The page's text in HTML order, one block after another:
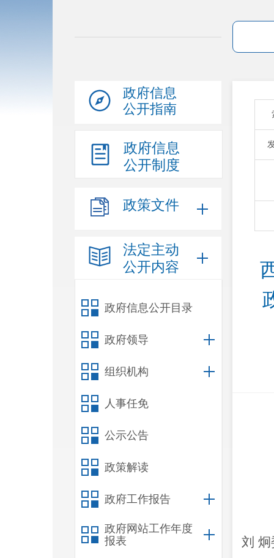
政府信息
公开指南
政府信息
公开制度
政策文件
法定主动
公开内容
政府信息公开目录
政府领导
组织机构
人事任免
公示公告
政策解读
政府工作报告
政府网站工作年度
报表
刘 炯